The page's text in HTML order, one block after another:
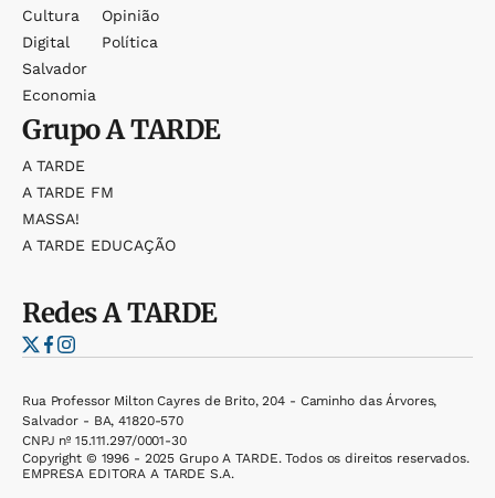
Cultura
Digital
Salvador
Economia
Opinião
Política
GrupoA TARDE
A TARDE
A TARDE FM
MASSA!
A TARDE EDUCAÇÃO
RedesA TARDE
Rua Professor Milton Cayres de Brito, 204 - Caminho das Árvores,
Salvador - BA, 41820-570
CNPJ nº 15.111.297/0001-30
Copyright © 1996 - 2025 Grupo A TARDE. Todos os direitos reservados.
EMPRESA EDITORA A TARDE S.A.